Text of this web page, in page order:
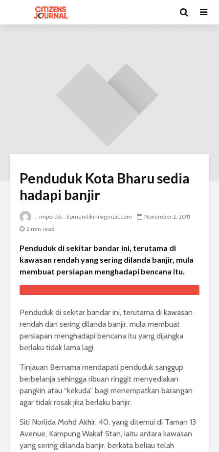
Penduduk Kota Bharu sedia
hadapi banjir
_importkk_komunitikini@gmail.com
November 2, 2011
2 min read
Penduduk di sekitar bandar ini, terutama di
kawasan rendah yang sering dilanda banjir, mula
membuat persiapan menghadapi bencana itu.
Penduduk di sekitar bandar ini, terutama di kawasan
rendah dan sering dilanda banjir, mula membuat
persiapan menghadapi bencana itu yang dijangka
berlaku tidak lama lagi.
Tinjauan Bernama mendapati penduduk sanggup
berbelanja sehingga ribuan ringgit menyediakan
pangkin atau “kekuda” bagi menempatkan barangan
agar tidak rosak jika berlaku banjir.
Siti Norlida Mohd Akhir, 40, yang ditemui di Taman 13
Avenue, Kampung Wakaf Stan, iaitu antara kawasan
yang sering dilanda banjir, berkata beliau telah